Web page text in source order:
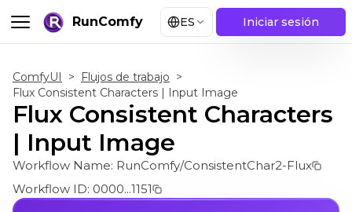
RunComfy ES Iniciar sesión
ComfyUI > Flujos de trabajo >
Flux Consistent Characters | Input Image
Flux Consistent Characters
| Input Image
Workflow Name: RunComfy/ConsistentChar2-Flux
Workflow ID: 0000...1151